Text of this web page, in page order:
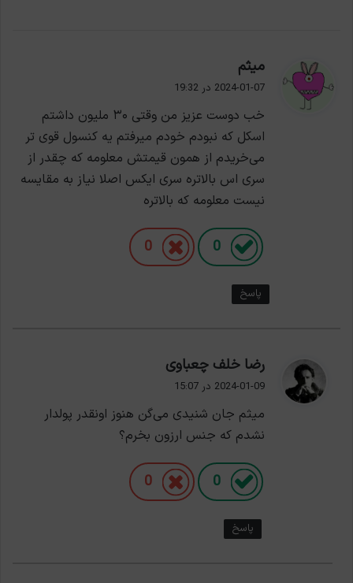
میثم
ف
:
2024-01-07 در 19:32
خب دوست عزیز من وقتی ۳۰ ملیون داشتم
اسکل که نبودم خودم میرفتم یه کنسول قوی تر
می‌خریدم از همون قیمتش معلومه که چقدر از
سری اس بالاتره سری ایکس اصلا نیاز به مقایسه
نیست معلومه که بالاتره
0
0
پاسخ
رضا خلف چعباوی
:
2024-01-09 در 15:07
میثم جان شنیدی می‌گن هنوز اونقدر پولدار
نشدم که جنس ارزون بخرم؟
0
0
پاسخ